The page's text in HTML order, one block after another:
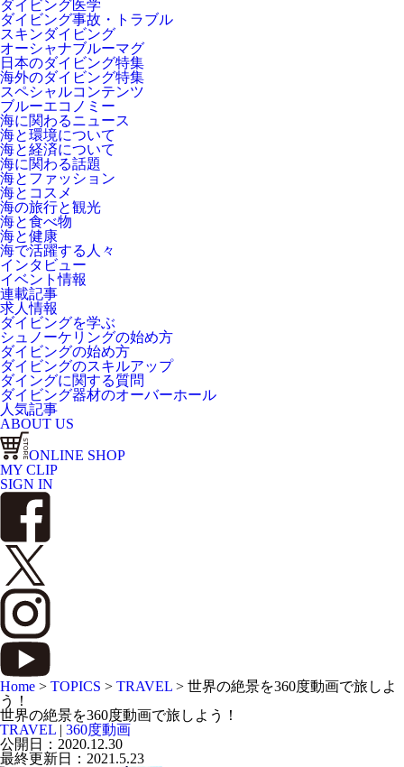
ダイビング医学
ダイビング事故・トラブル
スキンダイビング
オーシャナブルーマグ
日本のダイビング特集
海外のダイビング特集
スペシャルコンテンツ
ブルーエコノミー
海に関わるニュース
海と環境について
海と経済について
海に関わる話題
海とファッション
海とコスメ
海の旅行と観光
海と食べ物
海と健康
海で活躍する人々
インタビュー
イベント情報
連載記事
求人情報
ダイビングを学ぶ
シュノーケリングの始め方
ダイビングの始め方
ダイビングのスキルアップ
ダイングに関する質問
ダイビング器材のオーバーホール
人気記事
ABOUT US
ONLINE SHOP
MY CLIP
SIGN IN
Home > TOPICS > TRAVEL > 世界の絶景を360度動画で旅しよ
う！
世界の絶景を360度動画で旅しよう！
TRAVEL | 360度動画
公開日： 2020.12.30
最終更新日： 2021.5.23